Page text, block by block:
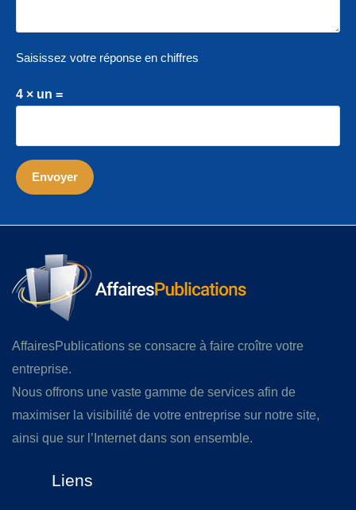
Saisissez votre réponse en chiffres
4 × un =
AffairesPublications se consacre à faire croître votre
entreprise.
Nous offrons une vaste gamme de services afin de
maximiser la visibilité de votre entreprise sur notre site,
ainsi que sur l’Internet dans son ensemble.
Liens